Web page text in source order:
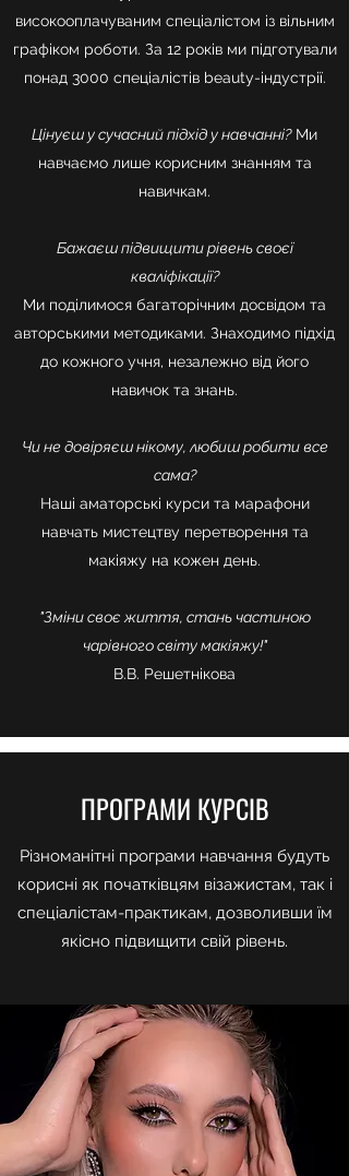
ПРОГРАМИ КУРСІВ
Різноманітні програми навчання будуть
корисні як початківцям візажистам, так і
спеціалістам-практикам, дозволивши їм
якісно підвищити свій рівень.
високооплачуваним спеціалістом із вільним
графіком роботи. За 12 років ми підготували
понад 3000 спеціалістів beauty-індустрії.
Цінуєш у сучасний підхід у навчанні?Ми
навчаємо лише корисним знанням та
навичкам.
Бажаєш підвищити рівень своєї
кваліфікації?
Ми поділимося багаторічним досвідом та
авторськими методиками. Знаходимо підхід
до кожного учня, незалежно від його
навичок та знань.
Чи не довіряєш нікому, любиш робити все
сама?
Наші аматорські курси та марафони
навчать мистецтву перетворення та
макіяжу на кожен день.
"Зміни своє життя, стань частиною
чарівного світу макіяжу!"
В.В. Решетнікова